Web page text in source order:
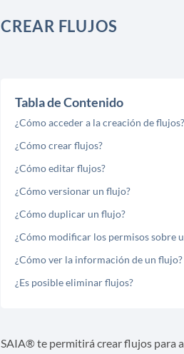
CREAR FLUJOS
Tabla de Contenido
¿Cómo acceder a la creación de flujos?
¿Cómo crear flujos?
¿Cómo editar flujos?
¿Cómo versionar un flujo?
¿Cómo duplicar un flujo?
¿Cómo modificar los permisos sobre
¿Cómo ver la información de un flujo?
¿Es posible eliminar flujos?
SAIA® te permitirá crear flujos para